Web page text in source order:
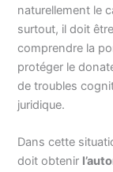
naturellement le
surtout, il doit
comprendre la
protéger le
de troubles
juridique.
Dans cette
doit obtenir